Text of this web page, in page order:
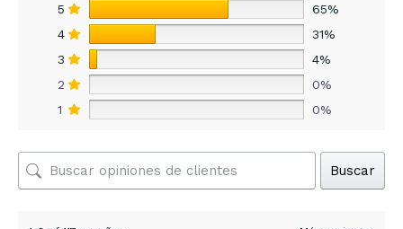
5
65%
4
31%
3
4%
2
0%
1
0%
Buscar